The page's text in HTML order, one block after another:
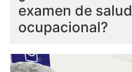
examen de salud
ocupacional?